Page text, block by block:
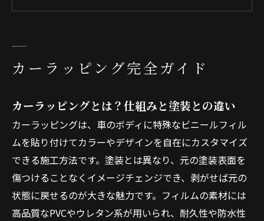
由
会社概要
関連エリア
対応地域
カーラッピング完全ガイド
カーラッピングとは？仕組みと塗装との違い
カーラッピングは、車のボディに特殊なビニールフィル
ムを貼り付けてカラーやデザインを自在にカスタマイズ
できる施工方法です。塗装とは異なり、元の塗装表面を
傷つけることなくイメージチェンジでき、剥がせば元の
状態に戻せるのが大きな魅力です。フィルムの素材には
高品質なPVCやウレタン系が用いられ、耐久性や防水性